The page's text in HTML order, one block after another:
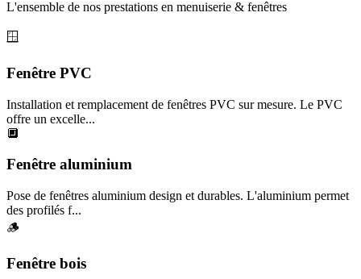
L'ensemble de nos prestations en menuiserie & fenêtres
🪟
Fenêtre PVC
Installation et remplacement de fenêtres PVC sur mesure. Le PVC
offre un excelle...
🔲
Fenêtre aluminium
Pose de fenêtres aluminium design et durables. L'aluminium permet
des profilés f...
🪵
Fenêtre bois